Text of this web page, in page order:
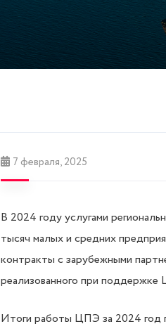
7 февраля, 2025
В 2024 году услугами
тысяч малых и средних
контракты с зарубежными
реализованного при поддержке
Итоги работы ЦПЭ за 2024 год